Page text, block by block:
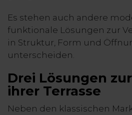
Es stehen auch andere
funktionale Lösungen zur
in Struktur, Form und
unterscheiden.
Drei Lösungen
ihrer Terrasse
Neben den klassischen